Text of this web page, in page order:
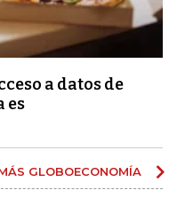
a datos de
es
GLOBOECONOMÍA